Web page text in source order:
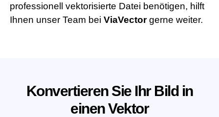
professionell vektorisierte Datei benötigen, hilft
Ihnen unser Team bei ViaVectorgerne weiter.
Konvertieren Sie Ihr Bild in
einen Vektor